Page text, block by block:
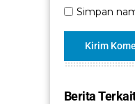
Simpan
Berita